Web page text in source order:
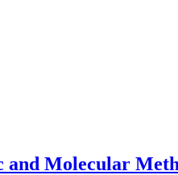
and Molecular